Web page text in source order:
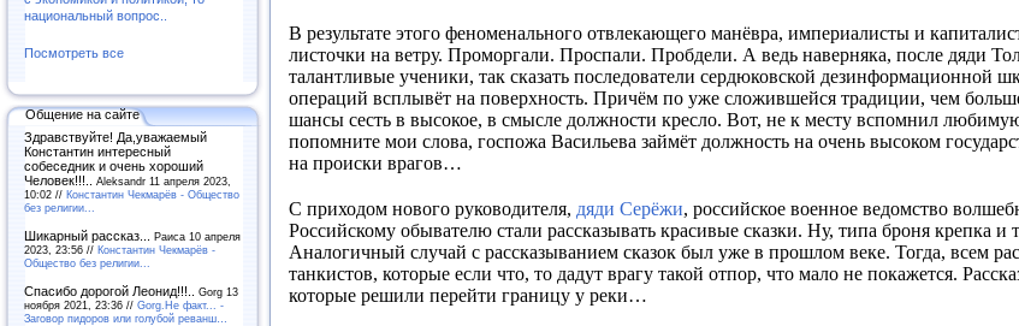
национальный вопрос..
Посмотреть все
Общение на сайте
Здравствуйте! Да,уважаемый
Константин интересный
собеседник и очень хороший
Человек!!!.. Aleksandr 11 апреля 2023,
10:02 // Константин Чекмарёв - Общество
без религии...
Шикарный рассказ... Раиса 10 апреля
2023, 23:56 // Константин Чекмарёв -
Общество без религии...
Спасибо дорогой Леонид!!!.. Gorg 13
ноября 2021, 23:36 // Gorg.Не факт... -
Заговор пидоров или голубой реванш…
В результате этого феноменального отвлекающего манёвра, империалисты и
листочки на ветру. Проморгали. Проспали. Пробдели. А ведь наверняка, после дяди
талантливые ученики, так сказать последователи сердюковской дезинформационной
операций всплывёт на поверхность. Причём по уже сложившейся традиции, чем
шансы сесть в высокое, в смысле должности кресло. Вот, не к месту вспомнил
попомните мои слова, госпожа Васильева займёт должность на очень высоком
на происки врагов…
С приходом нового руководителя, дяди Серёжи, российское военное ведомство
Российскому обывателю стали рассказывать красивые сказки. Ну, типа броня крепка
Аналогичный случай с рассказыванием сказок был уже в прошлом веке. Тогда, всем
танкистов, которые если что, то дадут врагу такой отпор, что мало не покажется.
которые решили перейти границу у реки…